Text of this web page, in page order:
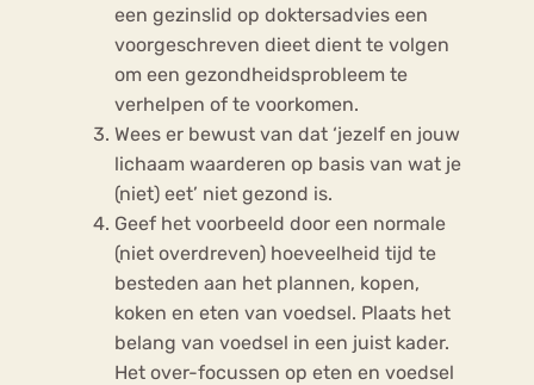
een gezinslid op doktersadvies een
voorgeschreven dieet dient te volgen
om een gezondheidsprobleem te
verhelpen of te voorkomen.
Wees er bewust van dat ‘jezelf en jouw
lichaam waarderen op basis van wat je
(niet) eet’ niet gezond is.
Geef het voorbeeld door een normale
(niet overdreven) hoeveelheid tijd te
besteden aan het plannen, kopen,
koken en eten van voedsel. Plaats het
belang van voedsel in een juist kader.
Het over-focussen op eten en voedsel